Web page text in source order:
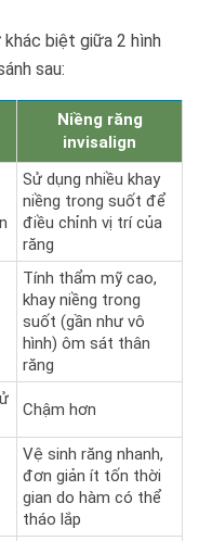
biệt giữa 2 hình
sau:
Niềng răng
invisalign
Sử dụng nhiều khay
niềng trong suốt để
điều chỉnh vị trí của
răng
Tính thẩm mỹ cao,
khay niềng trong
suốt (gần như vô
hình) ôm sát thân
răng
Chậm hơn
Vệ sinh răng nhanh,
đơn giản ít tốn thời
gian do hàm có thể
tháo lắp